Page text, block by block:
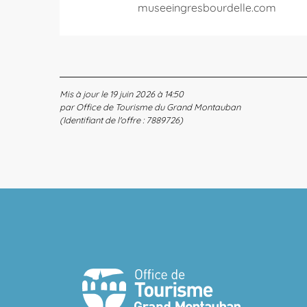
museeingresbourdelle.com
Mis à jour le 19 juin 2026 à 14:50
par Office de Tourisme du Grand Montauban
(Identifiant de l'offre : 7889726)